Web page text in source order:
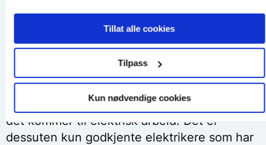
Tillat alle cookies
Tilpass
Kun nødvendige cookies
Ulovlig arbeid
Det er svært lite du har lov til å gjøre selv når
det kommer til elektrisk arbeid. Det er
dessuten kun godkjente elektrikere som har